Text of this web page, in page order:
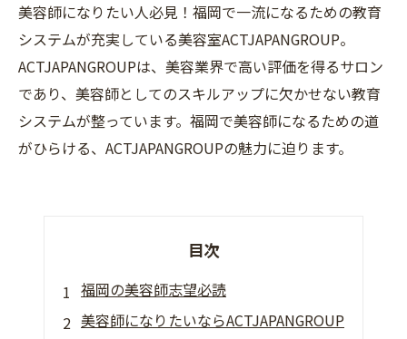
美容師になりたい人必見！福岡で一流になるための教育
システムが充実している美容室ACTJAPANGROUP。
ACTJAPANGROUPは、美容業界で高い評価を得るサロン
であり、美容師としてのスキルアップに欠かせない教育
システムが整っています。福岡で美容師になるための道
がひらける、ACTJAPANGROUPの魅力に迫ります。
目次
福岡の美容師志望必読
美容師になりたいならACTJAPANGROUP